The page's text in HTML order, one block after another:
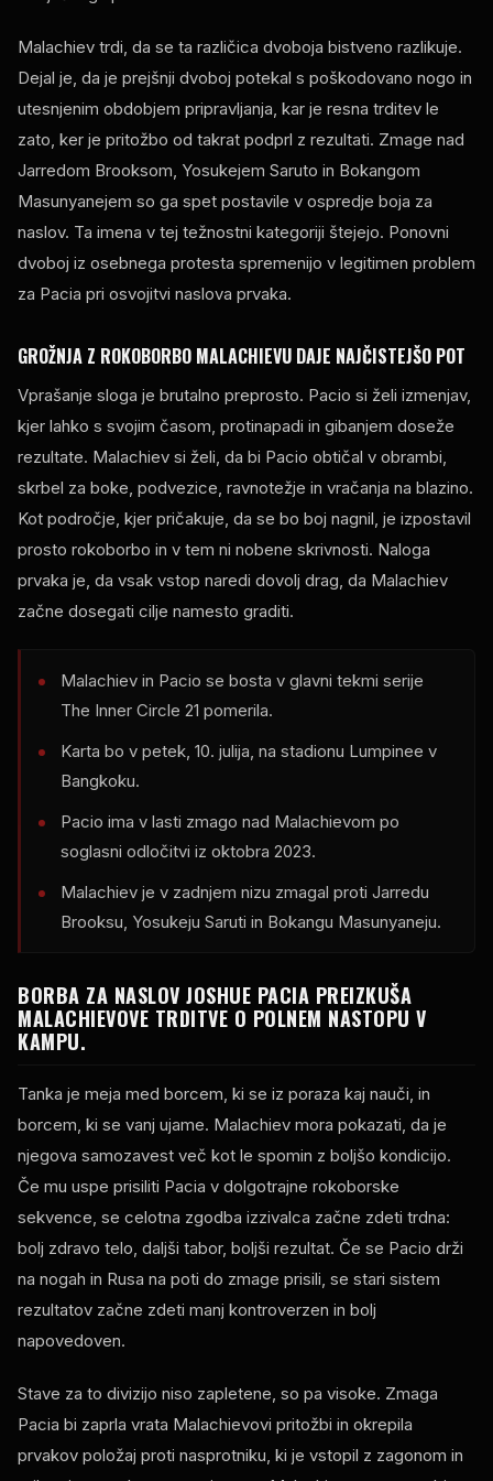
Malachiev trdi, da se ta različica dvoboja bistveno razlikuje.
Dejal je, da je prejšnji dvoboj potekal s poškodovano nogo in
utesnjenim obdobjem pripravljanja, kar je resna trditev le
zato, ker je pritožbo od takrat podprl z rezultati. Zmage nad
Jarredom Brooksom, Yosukejem Saruto in Bokangom
Masunyanejem so ga spet postavile v ospredje boja za
naslov. Ta imena v tej težnostni kategoriji štejejo. Ponovni
dvoboj iz osebnega protesta spremenijo v legitimen problem
za Pacia pri osvojitvi naslova prvaka.
GROŽNJA Z ROKOBORBO MALACHIEVU DAJE NAJČISTEJŠO POT
Vprašanje sloga je brutalno preprosto. Pacio si želi izmenjav,
kjer lahko s svojim časom, protinapadi in gibanjem doseže
rezultate. Malachiev si želi, da bi Pacio obtičal v obrambi,
skrbel za boke, podvezice, ravnotežje in vračanja na blazino.
Kot področje, kjer pričakuje, da se bo boj nagnil, je izpostavil
prosto rokoborbo in v tem ni nobene skrivnosti. Naloga
prvaka je, da vsak vstop naredi dovolj drag, da Malachiev
začne dosegati cilje namesto graditi.
Malachiev in Pacio se bosta v glavni tekmi serije
The Inner Circle 21 pomerila.
Karta bo v petek, 10. julija, na stadionu Lumpinee v
Bangkoku.
Pacio ima v lasti zmago nad Malachievom po
soglasni odločitvi iz oktobra 2023.
Malachiev je v zadnjem nizu zmagal proti Jarredu
Brooksu, Yosukeju Saruti in Bokangu Masunyaneju.
BORBA ZA NASLOV JOSHUE PACIA PREIZKUŠA
MALACHIEVOVE TRDITVE O POLNEM NASTOPU V
KAMPU.
Tanka je meja med borcem, ki se iz poraza kaj nauči, in
borcem, ki se vanj ujame. Malachiev mora pokazati, da je
njegova samozavest več kot le spomin z boljšo kondicijo.
Če mu uspe prisiliti Pacia v dolgotrajne rokoborske
sekvence, se celotna zgodba izzivalca začne zdeti trdna:
bolj zdravo telo, daljši tabor, boljši rezultat. Če se Pacio drži
na nogah in Rusa na poti do zmage prisili, se stari sistem
rezultatov začne zdeti manj kontroverzen in bolj
napovedoven.
Stave za to divizijo niso zapletene, so pa visoke. Zmaga
Pacia bi zaprla vrata Malachievovi pritožbi in okrepila
prvakov položaj proti nasprotniku, ki je vstopil z zagonom in